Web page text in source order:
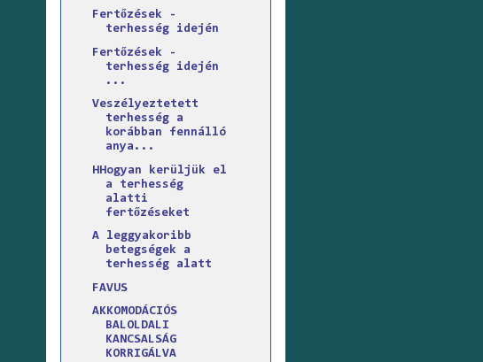
Fertőzések -
terhesség idején
Fertőzések -
terhesség idején
...
Veszélyeztetett
terhesség a
korábban fennálló
anya...
HHogyan kerüljük el
a terhesség
alatti
fertőzéseket
A leggyakoribb
betegségek a
terhesség alatt
FAVUS
AKKOMODÁCIÓS
BALOLDALI
KANCSALSÁG
KORRIGÁLVA